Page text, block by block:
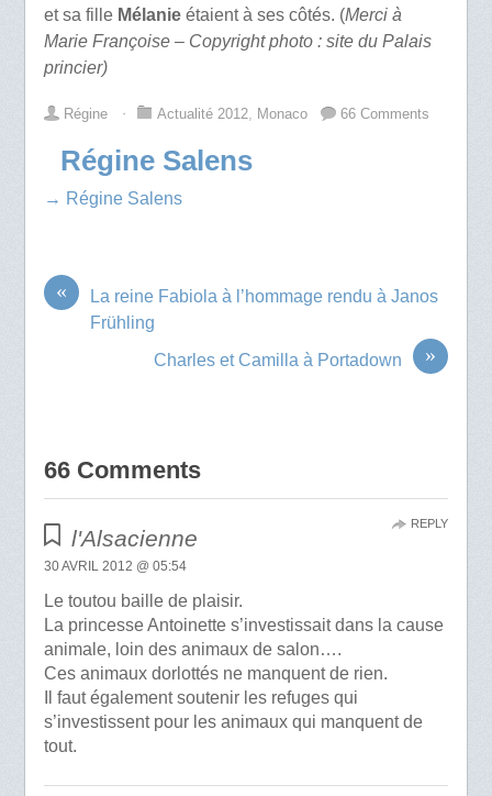
et sa fille Mélanieétaient à ses côtés. (Merci à
Marie Françoise – Copyright photo : site du Palais
princier)
Régine ⋅ Actualité 2012, Monaco 66 Comments
Régine Salens
→ Régine Salens
«
La reine Fabiola à l’hommage rendu à Janos
Frühling
»
Charles et Camilla à Portadown
66 Comments
l'Alsacienne
30 AVRIL 2012 @ 05:54
Le toutou baille de plaisir.
La princesse Antoinette s’investissait dans la cause
animale, loin des animaux de salon….
Ces animaux dorlottés ne manquent de rien.
Il faut également soutenir les refuges qui
s’investissent pour les animaux qui manquent de
tout.
REPLY